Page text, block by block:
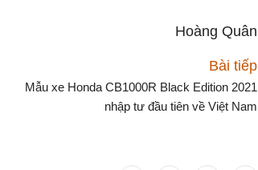
Hoàng Quân
Bài tiếp
Mẫu xe Honda CB1000R Black Edition 2021
nhập tư đầu tiên về Việt Nam